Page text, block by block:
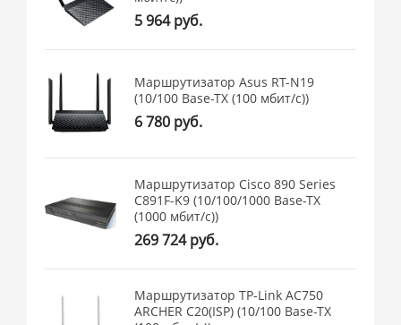
5 964 руб.
Маршрутизатор Asus RT-N19
(10/100 Base-TX (100 мбит/с))
6 780 руб.
Маршрутизатор Cisco 890 Series
C891F-K9 (10/100/1000 Base-TX
(1000 мбит/с))
269 724 руб.
Маршрутизатор TP-Link AC750
ARCHER C20(ISP) (10/100 Base-TX